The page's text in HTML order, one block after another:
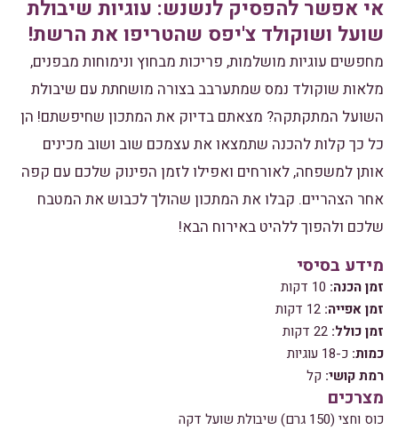
אי אפשר להפסיק לנשנש: עוגיות שיבולת
שועל ושוקולד צ'יפס שהטריפו את הרשת!
מחפשים עוגיות מושלמות, פריכות מבחוץ ונימוחות מבפנים,
מלאות שוקולד נמס שמתערבב בצורה מושחתת עם שיבולת
השועל המתקתקה? מצאתם בדיוק את המתכון שחיפשתם! הן
כל כך קלות להכנה שתמצאו את עצמכם שוב ושוב מכינים
אותן למשפחה, לאורחים ואפילו לזמן הפינוק שלכם עם קפה
אחר הצהריים. קבלו את המתכון שהולך לכבוש את המטבח
שלכם ולהפוך ללהיט באירוח הבא!
מידע בסיסי
זמן הכנה:
זמן אפייה:
זמן כולל:
כמות: כ-18 עוגיות
רמת קושי: קל
מצרכים
כוס וחצי (150 גרם) שיבולת שועל דקה